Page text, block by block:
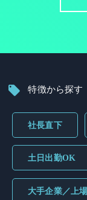
特徴から探す
社長直下
土日出勤OK
大手企業／上